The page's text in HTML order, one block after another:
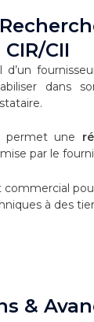
CII
d’un
dans
permet une
par le
commercial
à des
&